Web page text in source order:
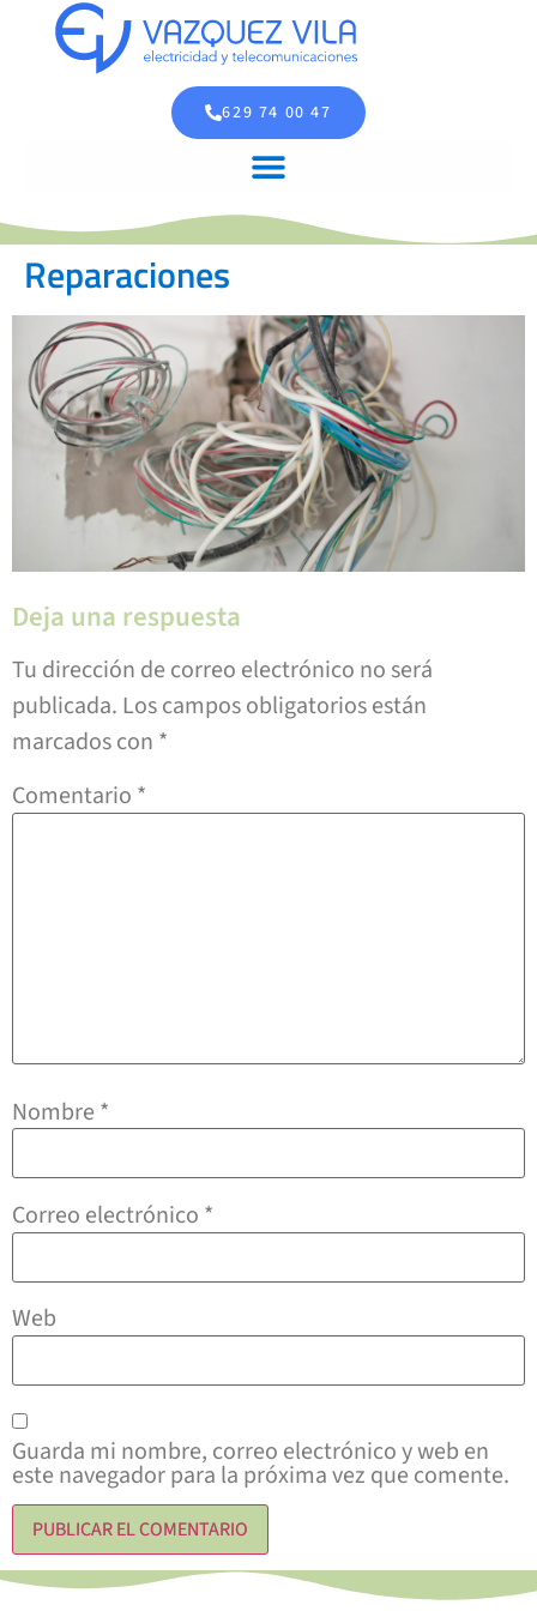
629 74 00 47
Reparaciones
Deja una respuesta
Tu dirección de correo electrónico no será
publicada. Los campos obligatorios están
marcados con *
Comentario *
Nombre *
Correo electrónico *
Web
Guarda mi nombre, correo electrónico y web en
este navegador para la próxima vez que comente.